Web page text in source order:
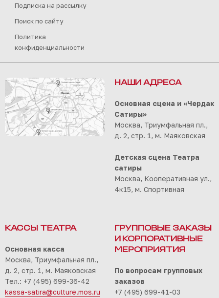
Подписка на рассылку
Поиск по сайту
Политика
конфиденциальности
НАШИ АДРЕСА
Основная сцена и «Чердак
Сатиры»
Москва, Триумфальная пл.,
д. 2, стр. 1, м. Маяковская
Детская сцена Театра
сатиры
Москва, Кооперативная ул.,
4к15, м. Спортивная
КАССЫ ТЕАТРА
Основная касса
Москва, Триумфальная пл.,
д. 2, стр. 1, м. Маяковская
Тел.: +7 (495) 699-36-42
kassa-satira@culture.mos.ru
ГРУППОВЫЕ ЗАКАЗЫ
И КОРПОРАТИВНЫЕ
МЕРОПРИЯТИЯ
По вопросам групповых
заказов
+7 (495) 699-41-03